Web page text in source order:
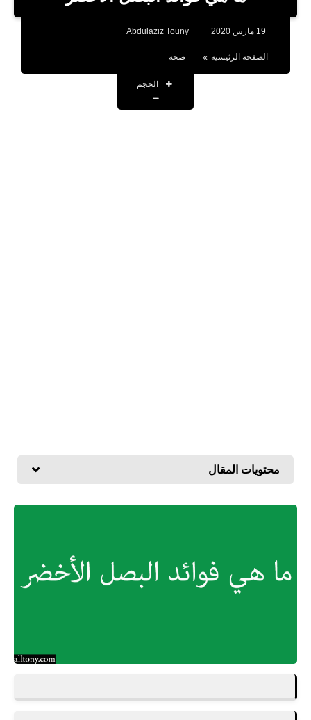
بلوجر
اخبار
Abdulaziz Touny
الصفحة الرئيسية صحة
الحجم
محتويات المقال